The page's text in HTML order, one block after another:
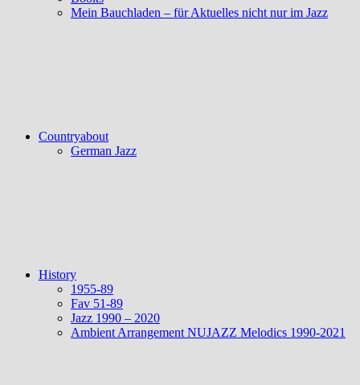
Mein Bauchladen – für Aktuelles nicht nur im Jazz
Countryabout
German Jazz
History
1955-89
Fav 51-89
Jazz 1990 – 2020
Ambient Arrangement NUJAZZ Melodics 1990-2021